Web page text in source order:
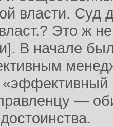
власти. Суд
Это ж
В начале
—